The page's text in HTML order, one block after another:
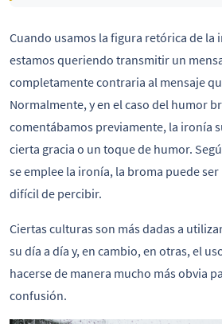
Cuando usamos la figura retórica de la
estamos queriendo transmitir un
completamente contraria al mensaje
Normalmente, y en el caso del humor
comentábamos previamente, la ironía
cierta gracia o un toque de humor.
se emplee la ironía, la broma puede ser
difícil de percibir.
Ciertas culturas son más dadas a
su día a día y, en cambio, en otras, el
hacerse de manera mucho más obvia
confusión.